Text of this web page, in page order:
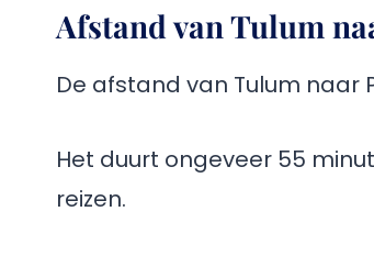
Afstand van Tulum
De afstand van Tulum naar
Het duurt ongeveer 55
reizen.